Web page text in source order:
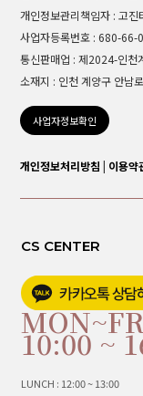
개인정보관리책임자 : 고진
사업자등록번호 : 680-66-
통신판매업 : 제2024-인천
소재지 : 인천 계양구 안남
사업자정보확인
개인정보처리방침 이용약
CS CENTER
10:00 ~
LUNCH : 12:00 ~ 13:00